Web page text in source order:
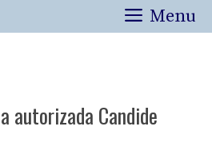
Menu
autorizada Candide